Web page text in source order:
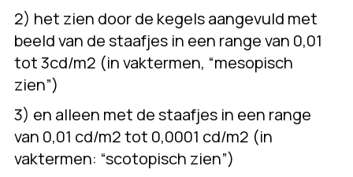
2) het zien door de kegels aangevuld met
beeld van de staafjes in een range van 0,01
tot 3cd/m2 (in vaktermen, “mesopisch
zien”)
3) en alleen met de staafjes in een range
van 0,01 cd/m2 tot 0,0001 cd/m2 (in
vaktermen: “scotopisch zien”)